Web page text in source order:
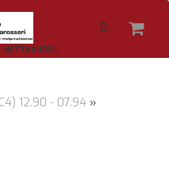
0,-
NETTHANDEL!
12.90 - 07.94 »